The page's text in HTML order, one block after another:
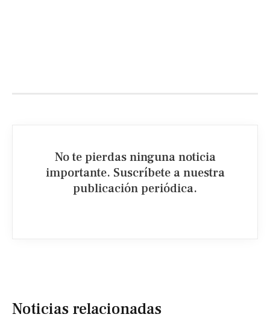
No te pierdas ninguna noticia
importante. Suscríbete a nuestra
publicación periódica.​
Noticias relacionadas